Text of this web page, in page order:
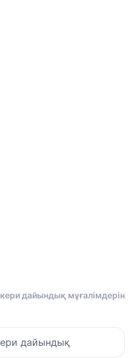
дайындық мұғалімдерін
дайындық